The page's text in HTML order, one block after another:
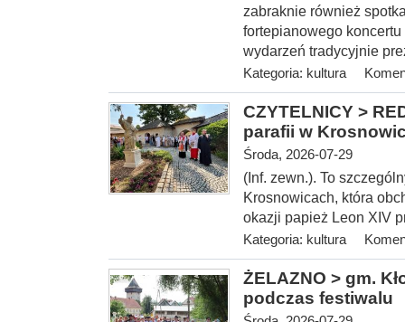
zabraknie również
fortepianowego
wydarzeń tradycyjnie
Kategoria: kultura
CZYTELNICY >
parafii w
Środa, 2026-07-29
(Inf. zewn.). To
Krosnowicach, która
okazji papież Leon XIV
Kategoria: kultura
ŻELAZNO > gm.
podczas festiwalu